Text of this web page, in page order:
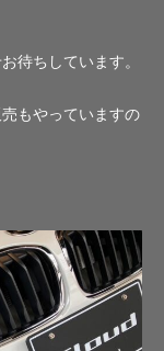
待ちしています。
もやっていますの